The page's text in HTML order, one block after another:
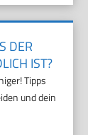
DER
IST?
Tipps
und dein